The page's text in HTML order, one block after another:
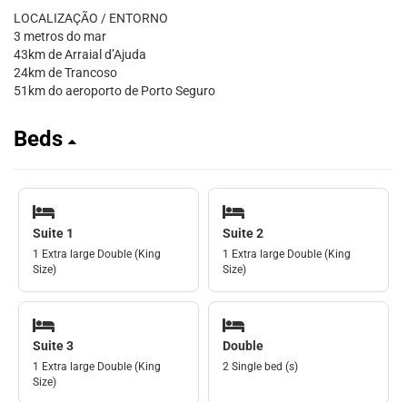
LOCALIZAÇÃO / ENTORNO
3 metros do mar
43km de Arraial d’Ajuda
24km de Trancoso
51km do aeroporto de Porto Seguro
Beds
Suite 1
1 Extra large Double (King
Size)
Suite 2
1 Extra large Double (King
Size)
Suite 3
1 Extra large Double (King
Size)
Double
2 Single bed (s)